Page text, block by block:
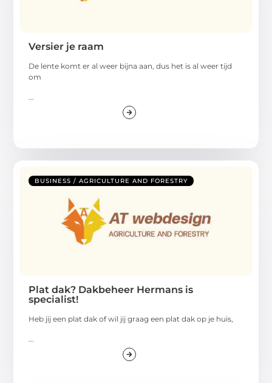
Versier je raam
De lente komt er al weer bijna aan, dus het is al weer tijd
om
BUSINESS / AGRICULTURE AND FORESTRY
Plat dak? Dakbeheer Hermans is
specialist!
Heb jij een plat dak of wil jij graag een plat dak op je huis,